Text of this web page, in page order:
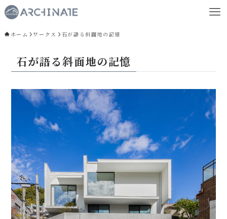
ホーム ワークス 石が語る斜面地の記憶
石が語る斜面地の記憶